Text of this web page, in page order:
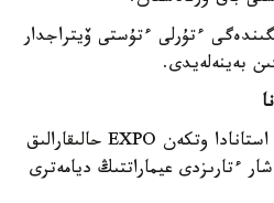
ءتۇرلى ءتۇستى ۆيتراجدار
بەينەلەيدى.
«نۇر الەم» - 2017 -جىلى استانادا وتكەن EXPO حالىقارالىق
ءتارىزدى عيماراتتىڭ ديامەترى